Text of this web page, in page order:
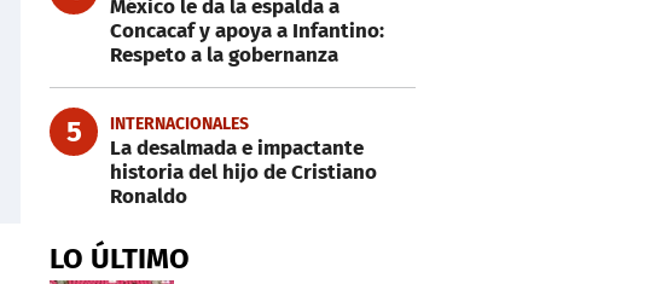
México le da la espalda a
Concacaf y apoya a Infantino:
Respeto a la gobernanza
5 INTERNACIONALES
La desalmada e impactante
historia del hijo de Cristiano
Ronaldo
LO ÚLTIMO